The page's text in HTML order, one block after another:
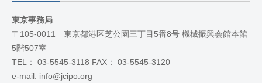
東京事務局
〒105-0011 東京都港区芝公園三丁目5番8号 機械振興会館本館
5階507室
TEL： 03-5545-3118 FAX： 03-5545-3120
e-mail: info@jcipo.org